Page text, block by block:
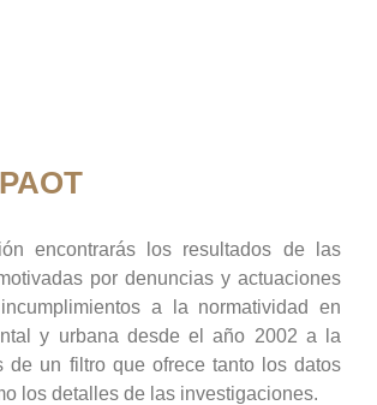
encontrarás los resultados de las
por denuncias y actuaciones
a la normatividad en
y urbana desde el año 2002 a la
de un filtro que ofrece tanto los datos
los detalles de las investigaciones.